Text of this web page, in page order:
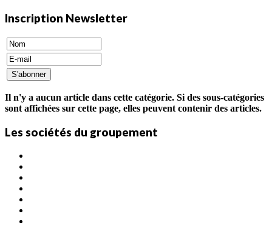
Inscription Newsletter
Il n'y a aucun article dans cette catégorie. Si des sous-catégories
sont affichées sur cette page, elles peuvent contenir des articles.
Les sociétés du groupement